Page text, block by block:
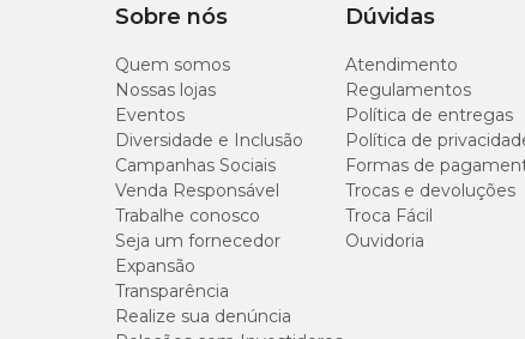
Sobre nós
Quem somos
Nossas lojas
Eventos
Diversidade e Inclusão
Campanhas Sociais
Venda Responsável
Trabalhe conosco
Seja um fornecedor
Expansão
Transparência
Realize sua denúncia
Dúvidas
Atendimento
Regulamentos
Política de entregas
Política de
Formas de
Trocas e devoluções
Troca Fácil
Ouvidoria